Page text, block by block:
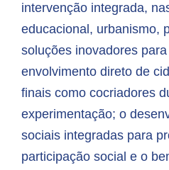
intervenção integrada,
educacional, urbanismo,
soluções inovadores
envolvimento direto de
finais como cocriadores
experimentação; o
sociais integradas para
participação social e o